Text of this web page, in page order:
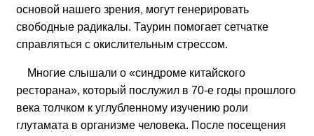
основой нашего зрения, могут генерировать
свободные радикалы. Таурин помогает сетчатке
справляться с окислительным стрессом.
Многие слышали о «синдроме китайского
ресторана», который послужил в 70-е годы прошлого
века толчком к углубленному изучению роли
глутамата в организме человека. После посещения